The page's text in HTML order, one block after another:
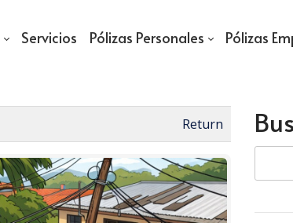
Servicios Pólizas Personales Pólizas
Return